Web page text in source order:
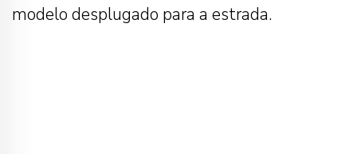
modelo desplugado para a estrada.